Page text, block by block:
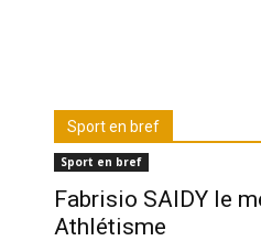
Sport en bref
Sport en bref
Fabrisio SAIDY le
Athlétisme